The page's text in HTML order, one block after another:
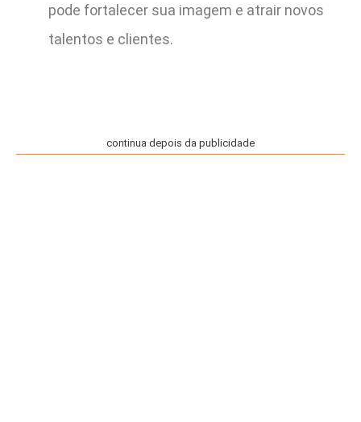
pode fortalecer sua imagem e atrair novos
talentos e clientes.
continua depois da publicidade